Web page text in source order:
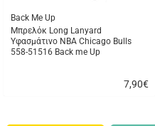
Back Me Up
Μπρελόκ Long Lanyard
Υφασμάτινο NBA Chicago Bulls
558-51516 Back me Up
7,90€